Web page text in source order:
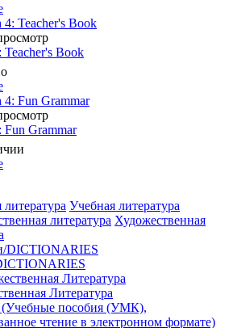
Book
Grammar
Учебная литература
Художественная
Литература